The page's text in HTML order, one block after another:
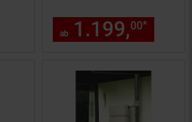
€ Sternchen
ab 1.199,00*